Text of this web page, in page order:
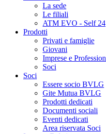
La sede
Le filiali
ATM EVO - Self 24
Prodotti
Privati e famiglie
Giovani
Imprese e
Soci
Soci
Essere socio BVLG
Gite Mutua BVLG
Prodotti dedicati
Documenti sociali
Eventi dedicati
Area riservata Soci